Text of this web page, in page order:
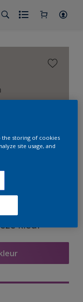
kleur
the storing of cookies
site usage, and